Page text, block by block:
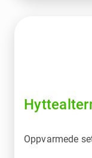
Oppvarmede